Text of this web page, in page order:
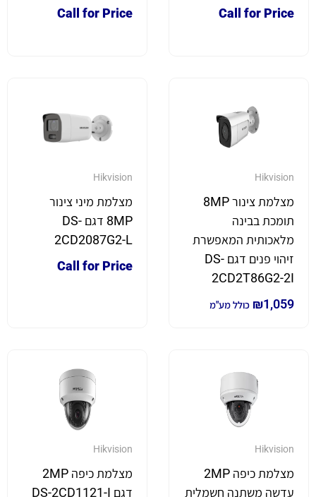
Call for Price
Call for Price
Hikvision
מצלמת צינור 8MP
תומכת בבינה
מלאכותית המאפשרת
זיהוי פנים דגם DS-
2CD2T86G2-2I
₪1,059 כולל מע"מ
Hikvision
מצלמת מיני צינור
8MP דגם DS-
2CD2087G2-L
Call for Price
Hikvision
מצלמת כיפה 2MP
עדשה משתנה חשמלית
Hikvision
מצלמת כיפה 2MP
דגם DS-2CD1121-I